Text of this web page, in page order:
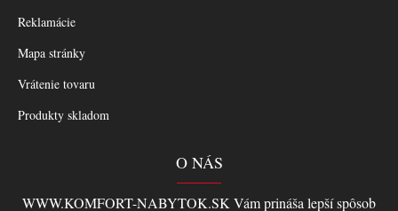
Reklamácie
Mapa stránky
Vrátenie tovaru
Produkty skladom
O NÁS
WWW.KOMFORT-NABYTOK.SK Vám prináša lepší spôsob